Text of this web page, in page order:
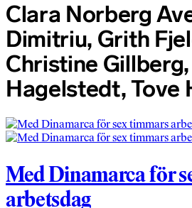
Clara Norberg
Dimitriu, Grith
Christine
Hagelstedt, Tove
Med Dinamarca för
arbetsdag